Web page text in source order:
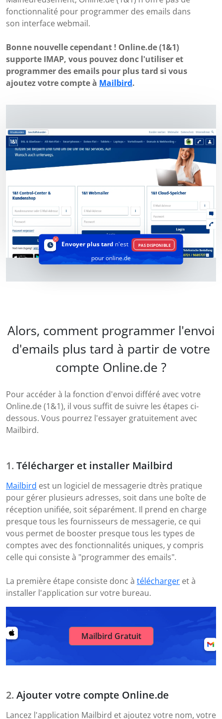
fonctionnalité pour programmer des emails dans
son interface webmail.
Bonne nouvelle cependant ! Online.de (1&1)
supporte IMAP, vous pouvez donc l'utiliser et
programmer des emails pour plus tard si vous
ajoutez votre compte à Mailbird.
Envoyer plus tard n'est PAS DISPONIBLE
pour online.de
Alors, comment programmer l'envoi
d'emails plus tard à partir de votre
compte Online.de ?
Pour accéder à la fonction d'envoi différé avec votre
Online.de (1&1), il vous suffit de suivre les étapes ci-
dessous. Vous pourrez l'essayer gratuitement avec
Mailbird.
Télécharger et installer Mailbird
Mailbird est un logiciel de messagerie dtrès pratique
pour gérer plusieurs adresses, soit dans une boîte de
réception unifiée, soit séparément. Il prend en charge
presque tous les fournisseurs de messagerie, ce qui
vous permet de booster presque tous les types de
comptes avec des fonctionnalités uniques, y compris
celle qui consiste à "programmer des emails".
La première étape consiste donc à télécharger et à
installer l'application sur votre bureau.
Mailbird Gratuit
Ajouter votre compte Online.de
Lancez l'application Mailbird et ajoutez votre nom, votre